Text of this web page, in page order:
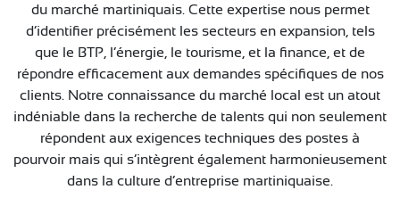
du marché martiniquais. Cette expertise nous permet
d’identifier précisément les secteurs en expansion, tels
que le BTP, l’énergie, le tourisme, et la finance, et de
répondre efficacement aux demandes spécifiques de nos
clients. Notre connaissance du marché local est un atout
indéniable dans la recherche de talents qui non seulement
répondent aux exigences techniques des postes à
pourvoir mais qui s’intègrent également harmonieusement
dans la culture d’entreprise martiniquaise.